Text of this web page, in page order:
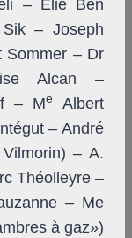
– Elie Ben
– Joseph
Sommer – Dr
Alcan –
– MeAlbert
– André
– A.
Théolleyre –
– Me
à gaz»)